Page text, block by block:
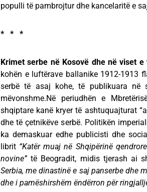
populli të pambrojtur dhe kancelaritë e
* * *
Krimet serbe në Kosovë dhe në viset
kohën e luftërave ballanike 1912-1913
serbë të asaj kohe, të publikuara
mëvonshme.Në periudhën e
shqiptare kanë kryer të ashtuquajturat
dhe të çetnikëve serbë. Politikën
ka demaskuar edhe publicisti dhe
librit “Katër muaj në Shqipërinë
novine”të Beogradit, midis tjerash ai
Serbia, me dinastinë e saj panserbe dhe
dhe i pamëshirshëm ëndërron për